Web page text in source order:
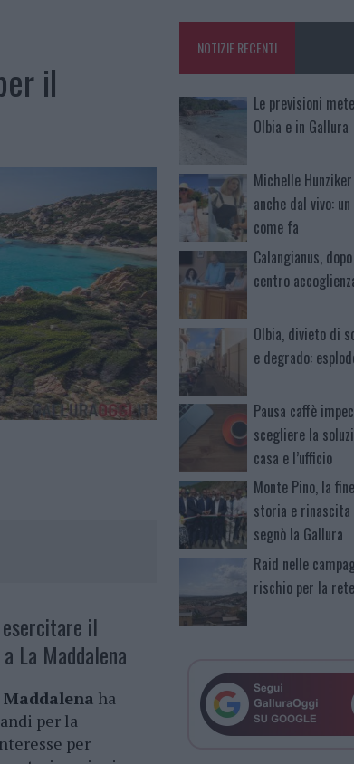
il
il
La Maddalena
ha
per la
per
NOTIZIE RECENTI
Le previsioni
Olbia e in Gallura
Michelle
anche dal vivo:
come fa
Calangianus,
centro
Olbia, divieto di
e degrado:
Pausa caffè
scegliere la
casa e l’ufficio
Monte Pino, la
storia e
segnò la Gallura
Raid nelle
rischio per la